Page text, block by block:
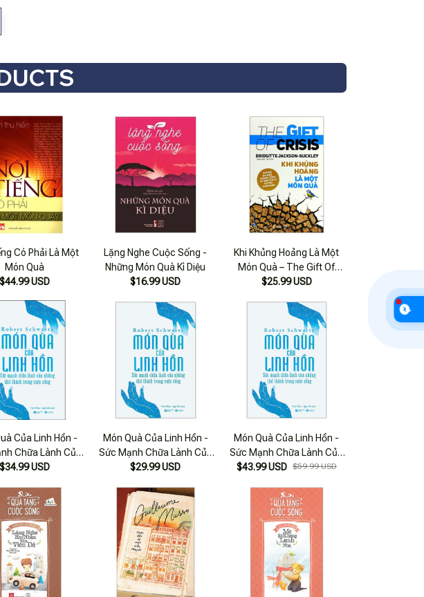
Có Phải Là Một
Món Quà
$44.99 USD
Lặng Nghe Cuộc Sống -
Những Món Quà Kì Diệu
$16.99 USD
Khi Khủng Hoảng Là Một
Món Quà – The Gift Of
Crisis
$25.99 USD
Của Linh Hồn -
Chữa Lành Của
Thữ Thách Trong
$34.99 USD
Món Quà Của Linh Hồn -
Sức Mạnh Chữa Lành Của
Những Thử Thách Trong
$29.99 USD
Món Quà Của Linh Hồn -
Sức Mạnh Chữa Lành Của
Những Thử Thách Trong
$43.99 USD $59.99 USD